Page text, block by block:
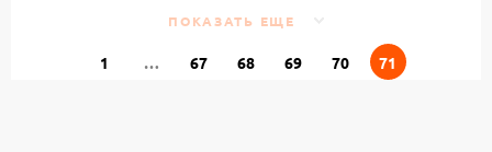
ПОКАЗАТЬ ЕЩЕ
1 … 67 68 69 70 71